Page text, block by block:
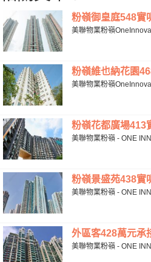
粉嶺御皇庭548實
美聯物業粉嶺
粉嶺維也納花園
美聯物業粉嶺
粉嶺花都廣場413
美聯物業粉嶺 - ONE
粉嶺景盛苑438實
美聯物業粉嶺 - ONE
外區客428萬元承
美聯物業粉嶺 - ONE